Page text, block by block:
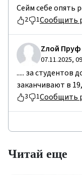
Сейм себе опять
2 1Сообщить
Zлой Пруф
07.11.2025,
..... за студентов
заканчивают в
3 1Сообщить
Читай еще